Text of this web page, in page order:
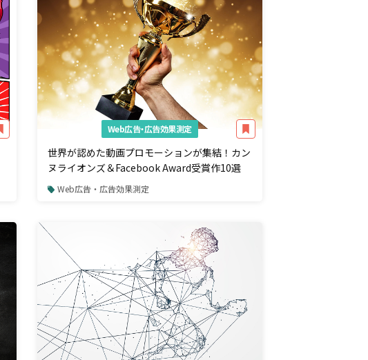
Web広告・広告効果測定
世界が認めた動画プロモーションが集結！カン
ヌライオンズ＆Facebook Award受賞作10選
Web広告・広告効果測定